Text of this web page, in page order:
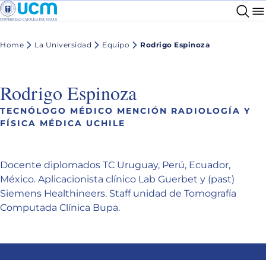
Home La Universidad Equipo Rodrigo Espinoza
Rodrigo Espinoza
TECNÓLOGO MÉDICO MENCIÓN RADIOLOGÍA Y
FÍSICA MÉDICA UCHILE
Docente diplomados TC Uruguay, Perú, Ecuador,
México. Aplicacionista clínico Lab Guerbet y (past)
Siemens Healthineers. Staff unidad de Tomografía
Computada Clínica Bupa.